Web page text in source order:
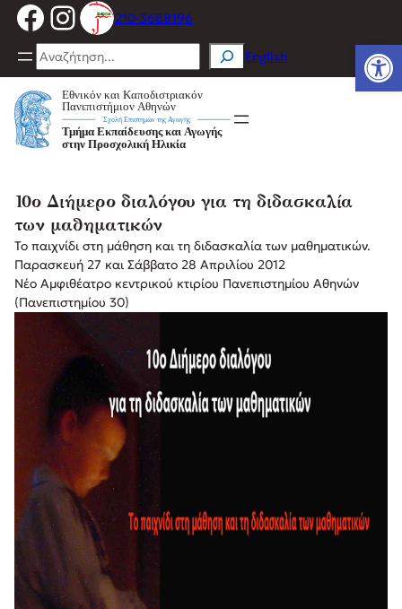
Μετάβαση
στο
περιεχόμενο
Facebook
Instagram
210-3688196
Search English
10ο Διήμερο διαλόγου για τη διδασκαλία
των μαθηματικών
Το παιχνίδι στη μάθηση και τη διδασκαλία των μαθηματικών.
Παρασκευή 27 και Σάββατο 28 Απριλίου 2012
Νέο Αμφιθέατρο κεντρικού κτιρίου Πανεπιστημίου Αθηνών
(Πανεπιστημίου 30)